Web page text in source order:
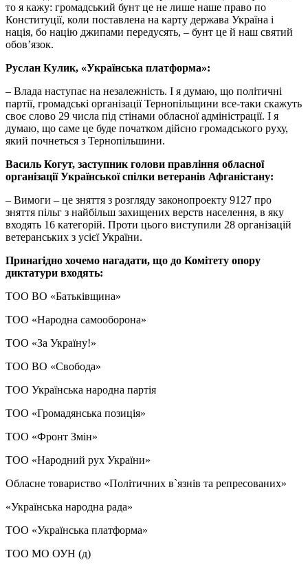
то я кажу: громадський бунт це не лише наше право по
Конституції, коли поставлена на карту держава Україна і
нація, бо націю джипами передусять, – бунт це й наш святий
обов’язок.
Руслан Кулик, «Українська платформа»:
– Влада наступає на незалежність. І я думаю, що політичні
партії, громадські організації Тернопільщини все-таки скажуть
своє слово 29 числа під стінами обласної адміністрації. І я
думаю, що саме це буде початком дійсно громадського руху,
який почнеться з Тернопільшини.
Василь Когут, заступник голови правління обласної
організації Української спілки ветеранів Афганістану:
– Вимоги – це зняття з розгляду законопроекту 9127 про
зняття пільг з найбільш захищених верств населення, в яку
входять 16 категорій. Проти цього виступили 28 організацій
ветеранських з усієї України.
Принагідно хочемо нагадати, що до Комітету опору
диктатури входять:
ТОО ВО «Батьківщина»
ТОО «Народна самооборона»
ТОО «За Україну!»
ТОО ВО «Свобода»
ТОО Українська народна партія
ТОО «Громадянська позиція»
ТОО «Фронт Змін»
ТОО «Народний рух України»
Обласне товариство «Політичних в`язнів та репресованих»
«Українська народна рада»
ТОО «Українська платформа»
ТОО МО ОУН (д)